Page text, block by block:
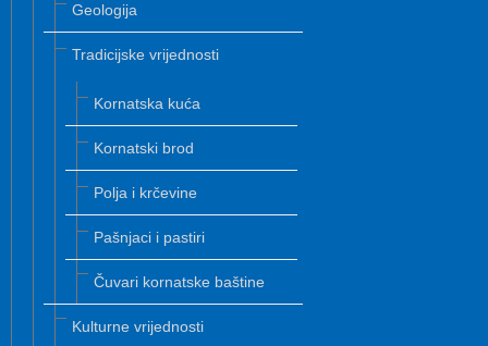
Geologija
Tradicijske vrijednosti
Kornatska kuća
Kornatski brod
Polja i krčevine
Pašnjaci i pastiri
Čuvari kornatske baštine
Kulturne vrijednosti